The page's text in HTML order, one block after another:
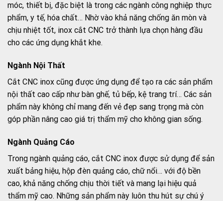
móc, thiết bị, đặc biệt là trong các ngành công nghiệp thực
phẩm, y tế, hóa chất… Nhờ vào khả năng chống ăn mòn và
chịu nhiệt tốt, inox cắt CNC trở thành lựa chọn hàng đầu
cho các ứng dụng khắt khe.
Ngành Nội Thất
Cắt CNC inox cũng được ứng dụng để tạo ra các sản phẩm
nội thất cao cấp như bàn ghế, tủ bếp, kệ trang trí… Các sản
phẩm này không chỉ mang đến vẻ đẹp sang trọng mà còn
góp phần nâng cao giá trị thẩm mỹ cho không gian sống.
Ngành Quảng Cáo
Trong ngành quảng cáo, cắt CNC inox được sử dụng để sản
xuất bảng hiệu, hộp đèn quảng cáo, chữ nổi… với độ bền
cao, khả năng chống chịu thời tiết và mang lại hiệu quả
thẩm mỹ cao. Những sản phẩm này luôn thu hút sự chú ý